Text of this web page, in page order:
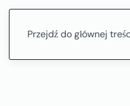
Przejdź do głównej